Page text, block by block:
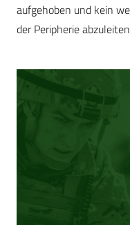
aufgehoben und kein
der Peripherie